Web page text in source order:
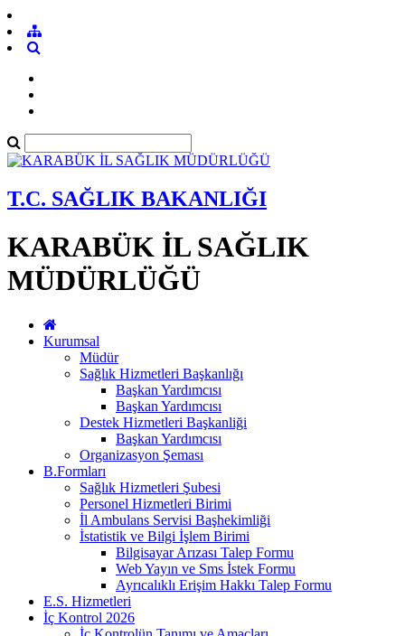
T.C. SAĞLIK BAKANLIĞI
KARABÜK İL SAĞLIK
MÜDÜRLÜĞÜ
Kurumsal
Müdür
Sağlık Hizmetleri Başkanlığı
Başkan Yardımcısı
Başkan Yardımcısı
Destek Hizmetleri Başkanliği
Başkan Yardımcısı
Organizasyon Şeması
B.Formları
Sağlık Hizmetleri Şubesi
Personel Hizmetleri Birimi
İl Ambulans Servisi Başhekimliği
İstatistik ve Bilgi İşlem Birimi
Bilgisayar Arızası Talep Formu
Web Yayın ve Sms İstek Formu
Ayrıcalıklı Erişim Hakkı Talep Formu
E.S. Hizmetleri
İç Kontrol 2026